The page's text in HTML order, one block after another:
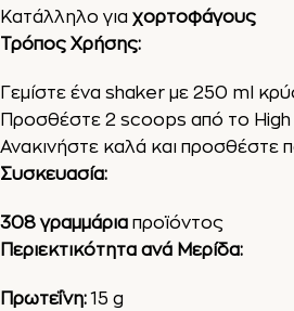
Κατάλληλο για χορτοφάγους
Τρόπος Χρήσης:
Γεμίστε ένα shaker με 250 ml
Προσθέστε 2 scoops από το
Ανακινήστε καλά και προσθέστε
Συσκευασία:
308 γραμμάρια προϊόντος
Περιεκτικότητα ανά Μερίδα:
Πρωτεΐνη:15 g